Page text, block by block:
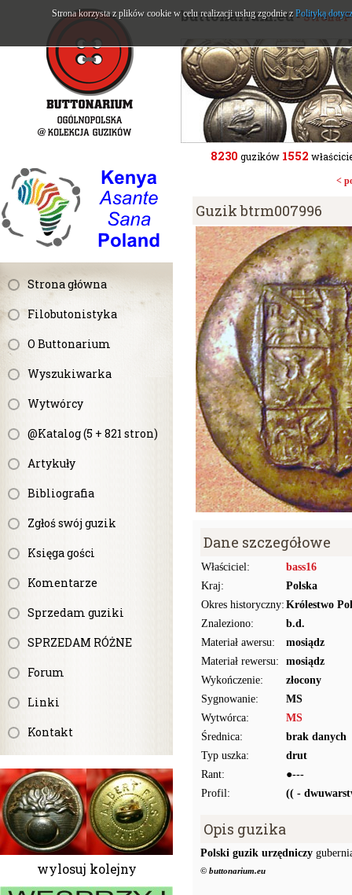
Strona główna
Filobutonistyka
O Buttonarium
Wyszukiwarka
Wytwórcy
@Katalog (5 + 821 stron)
Artykuły
Bibliografia
Zgłoś swój guzik
Księga gości
Komentarze
Sprzedam guziki
SPRZEDAM RÓŻNE
Forum
Linki
Kontakt
wylosuj kolejny
buttonarium.eu- Strona
8230 guzików 1552
<
Guzik btrm007996
Dane szczegółowe
Właściciel:
bass16
Kraj:
Polska
Okres historyczny: Królestwo
Znaleziono:
b.d.
Materiał awersu:
mosiądz
Materiał rewersu:
mosiądz
Wykończenie:
złocony
Sygnowanie:
MS
Wytwórca:
MS
Średnica:
brak danych
Typ uszka:
drut
Rant:
●---
Profil:
(( -
Opis guzika
Polski guzik urzędniczy
© buttonarium.eu
Strona korzysta z plików cookie w celu realizacji usług zgodnie z Polityką